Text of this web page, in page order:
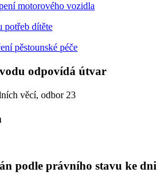
motorového vozidla
potřeb dítěte
pěstounské péče
odpovídá útvar
věcí, odbor 23
podle právního stavu ke dni